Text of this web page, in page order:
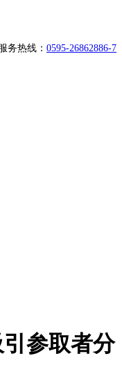
务热线： 0595-26862886-7
参取者分